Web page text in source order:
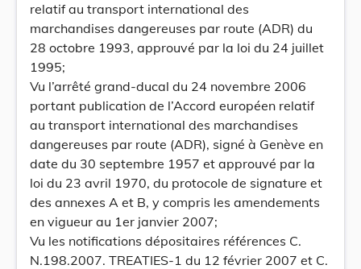
relatif au transport international des
marchandises dangereuses par route (ADR) du
28 octobre 1993, approuvé par la loi du 24 juillet
1995;
Vu l’arrêté grand-ducal du 24 novembre 2006
portant publication de l’Accord européen relatif
au transport international des marchandises
dangereuses par route (ADR), signé à Genève en
date du 30 septembre 1957 et approuvé par la
loi du 23 avril 1970, du protocole de signature et
des annexes A et B, y compris les amendements
en vigueur au 1er janvier 2007;
Vu les notifications dépositaires références C.
N.198.2007. TREATIES-1 du 12 février 2007 et C.